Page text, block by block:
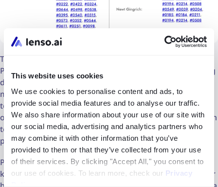
This website uses cookies
We use cookies to personalise content and ads, to
provide social media features and to analyse our traffic.
We also share information about your use of our site with
our social media, advertising and analytics partners who
may combine it with other information that you’ve
provided to them or that they’ve collected from your use
of their services. By clicking "Accept All," you consent to
our use of cookies. To learn more, check our Privacy
Tidak seperti alat pencarian gambar terbalik standar,
Pixalytica lebih berfokus pada pemeriksaan latar belakang
dan investigasi terkait KYC. Alat ini dapat membantu
menganalisis informasi yang tersedia untuk umum yang
terhubung dengan seseorang, termasuk kemunculan
online, kemungkinan asosiasi, indikator risiko, penyebutan
terkait penipuan, sanksi, dan data lain yang dapat diakses
publik.
Pixalytica dapat berguna untuk penegak hukum, fintech,
keamanan siber, pencegahan penipuan, pemeriksaan latar